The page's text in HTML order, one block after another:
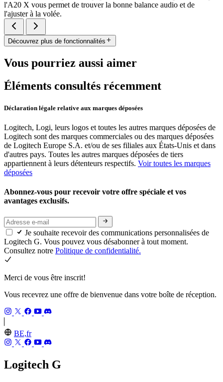
l'A20 X vous permet de trouver la bonne balance audio et de
l'ajuster à la volée.
Découvrez plus de fonctionnalités
Vous pourriez aussi aimer
Éléments consultés récemment
Déclaration légale relative aux marques déposées
Logitech, Logi, leurs logos et toutes les autres marques déposées de
Logitech sont des marques commerciales ou des marques déposées
de Logitech Europe S.A. et/ou de ses filiales aux États-Unis et dans
d'autres pays. Toutes les autres marques déposées de tiers
appartiennent à leurs détenteurs respectifs. Voir toutes les marques
déposées
Abonnez-vous pour recevoir votre offre spéciale et vos
avantages exclusifs.
Je souhaite recevoir des communications personnalisées de
Logitech G. Vous pouvez vous désabonner à tout moment.
Consultez notre Politique de confidentialité.
Merci de vous être inscrit!
Vous recevrez une offre de bienvenue dans votre boîte de réception.
BE,fr
Logitech G